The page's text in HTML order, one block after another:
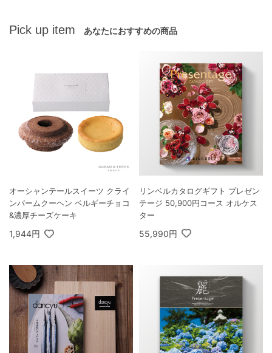
Pick up item あなたにおすすめの商品
オーシャンテールスイーツ クライ
ンバームクーヘン ベルギーチョコ
&濃厚チーズケーキ
1,944円
リンベルカタログギフト プレゼン
テージ 50,900円コース オルケス
ター
55,990円